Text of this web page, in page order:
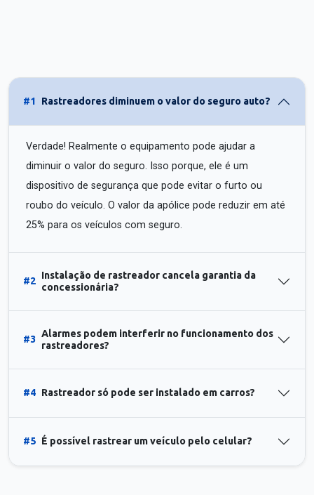
#1 Rastreadores diminuem o valor do seguro auto?
Verdade! Realmente o equipamento pode ajudar a
diminuir o valor do seguro. Isso porque, ele é um
dispositivo de segurança que pode evitar o furto ou
roubo do veículo. O valor da apólice pode reduzir em até
25% para os veículos com seguro.
#2
Instalação de rastreador cancela garantia da
concessionária?
#3
Alarmes podem interferir no funcionamento dos
rastreadores?
#4 Rastreador só pode ser instalado em carros?
#5 É possível rastrear um veículo pelo celular?